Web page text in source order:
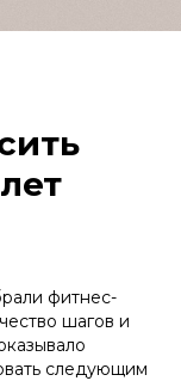
фитнес-
шагов и
следующим